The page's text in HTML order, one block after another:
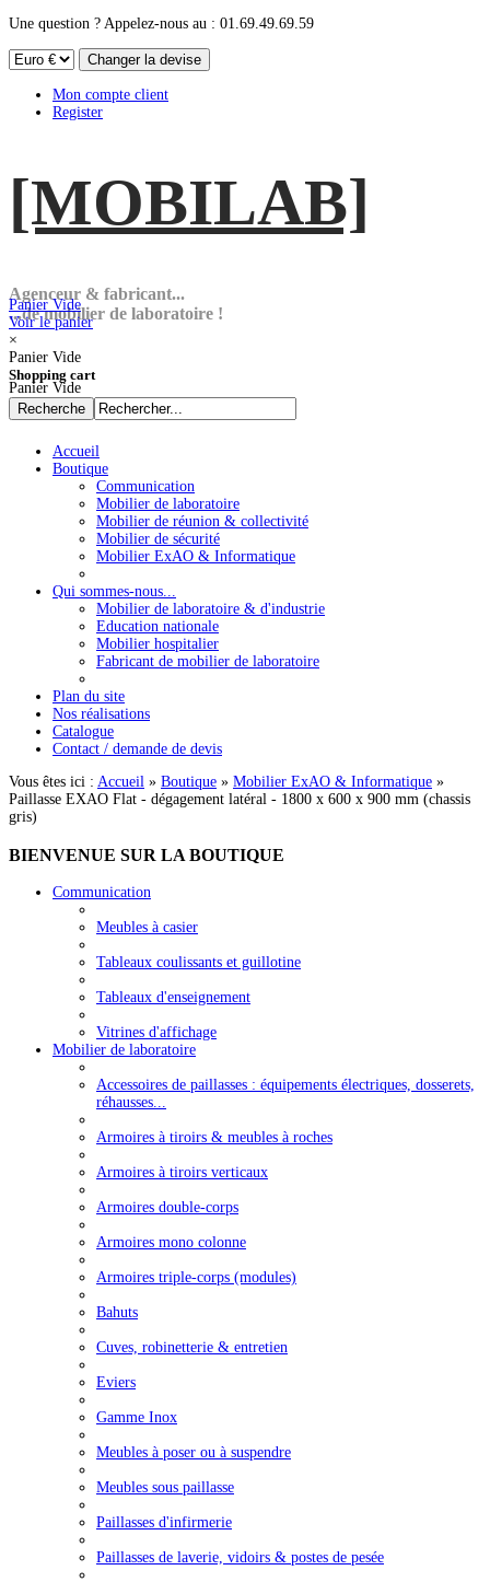
Une question ? Appelez-nous au : 01.69.49.69.59
Mon compte client
Register
[MOBILAB]
Agenceur & fabricant...
...de mobilier de laboratoire !
Panier Vide
Voir le panier
×
Panier Vide
Shopping cart
Panier Vide
Accueil
Boutique
Communication
Mobilier de laboratoire
Mobilier de réunion & collectivité
Mobilier de sécurité
Mobilier ExAO & Informatique
Qui sommes-nous...
Mobilier de laboratoire & d'industrie
Education nationale
Mobilier hospitalier
Fabricant de mobilier de laboratoire
Plan du site
Nos réalisations
Catalogue
Contact / demande de devis
Vous êtes ici : Accueil » Boutique » Mobilier ExAO & Informatique »
Paillasse EXAO Flat - dégagement latéral - 1800 x 600 x 900 mm (chassis
gris)
BIENVENUE SUR LA BOUTIQUE
Communication
Meubles à casier
Tableaux coulissants et guillotine
Tableaux d'enseignement
Vitrines d'affichage
Mobilier de laboratoire
Accessoires de paillasses : équipements électriques, dosserets,
réhausses...
Armoires à tiroirs & meubles à roches
Armoires à tiroirs verticaux
Armoires double-corps
Armoires mono colonne
Armoires triple-corps (modules)
Bahuts
Cuves, robinetterie & entretien
Eviers
Gamme Inox
Meubles à poser ou à suspendre
Meubles sous paillasse
Paillasses d'infirmerie
Paillasses de laverie, vidoirs & postes de pesée